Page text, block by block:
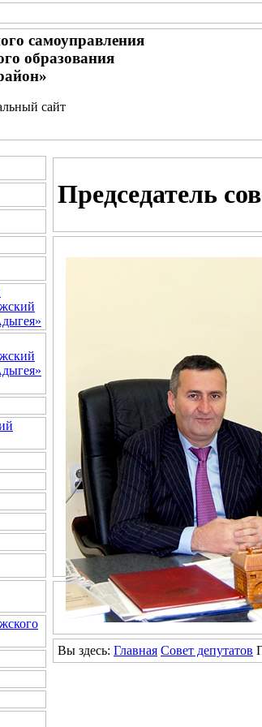
самоуправления
образования
сайт
Председатель
Вы здесь: Главная Совет депутатов